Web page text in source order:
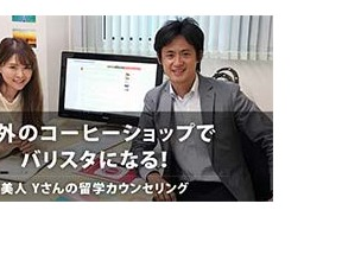
プなので、実際のところはどうなのか、
と説明...